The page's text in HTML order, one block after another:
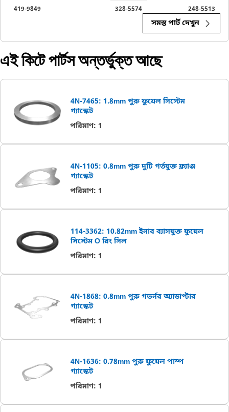
419-9849 328-5574 248-5513
সমস্ত পার্ট দেখুন
এই কিটে পার্টস অন্তর্ভুক্ত আছে
4N-7465: 1.8mm পুরু ফুয়েল সিস্টেম
গ্যাস্কেট
পরিমাণ: 1
4N-1105: 0.8mm পুরু দুটি গর্তযুক্ত ফ্ল্যাঞ্জ
গ্যাস্কেট
পরিমাণ: 1
114-3362: 10.82mm ইনার ব্যাসযুক্ত ফুয়েল
সিস্টেম O রিং সিল
পরিমাণ: 1
4N-1868: 0.8mm পুরু গভর্নর অ্যাডাপ্টার
গ্যাস্কেট
পরিমাণ: 1
4N-1636: 0.78mm পুরু ফুয়েল পাম্প
গ্যাস্কেট
পরিমাণ: 1